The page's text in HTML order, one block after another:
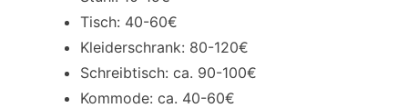
Tisch: 40-60€
Kleiderschrank: 80-120€
Schreibtisch: ca. 90-100€
Kommode: ca. 40-60€